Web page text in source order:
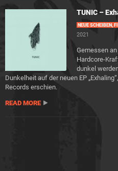
TUNIC –
NEUE SCHEIBEN,
2021
Gemessen
Hardcore-
dunkel
Dunkelheit auf der neuen EP
Records erschien.
READ MORE